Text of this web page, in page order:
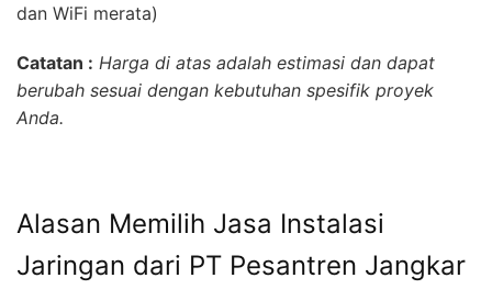
dan WiFi merata)
Catatan : Harga di atas adalah estimasi dan dapat
berubah sesuai dengan kebutuhan spesifik proyek
Anda.
Alasan Memilih Jasa Instalasi
Jaringan dari PT Pesantren Jangkar